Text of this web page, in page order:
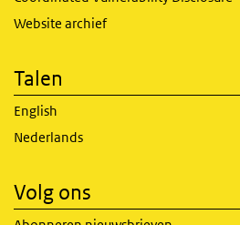
Website archief
Talen
English
Nederlands
Volg ons